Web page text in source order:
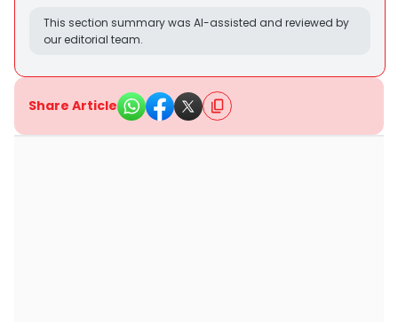
This section summary was AI-assisted and reviewed by
our editorial team.
Share Article